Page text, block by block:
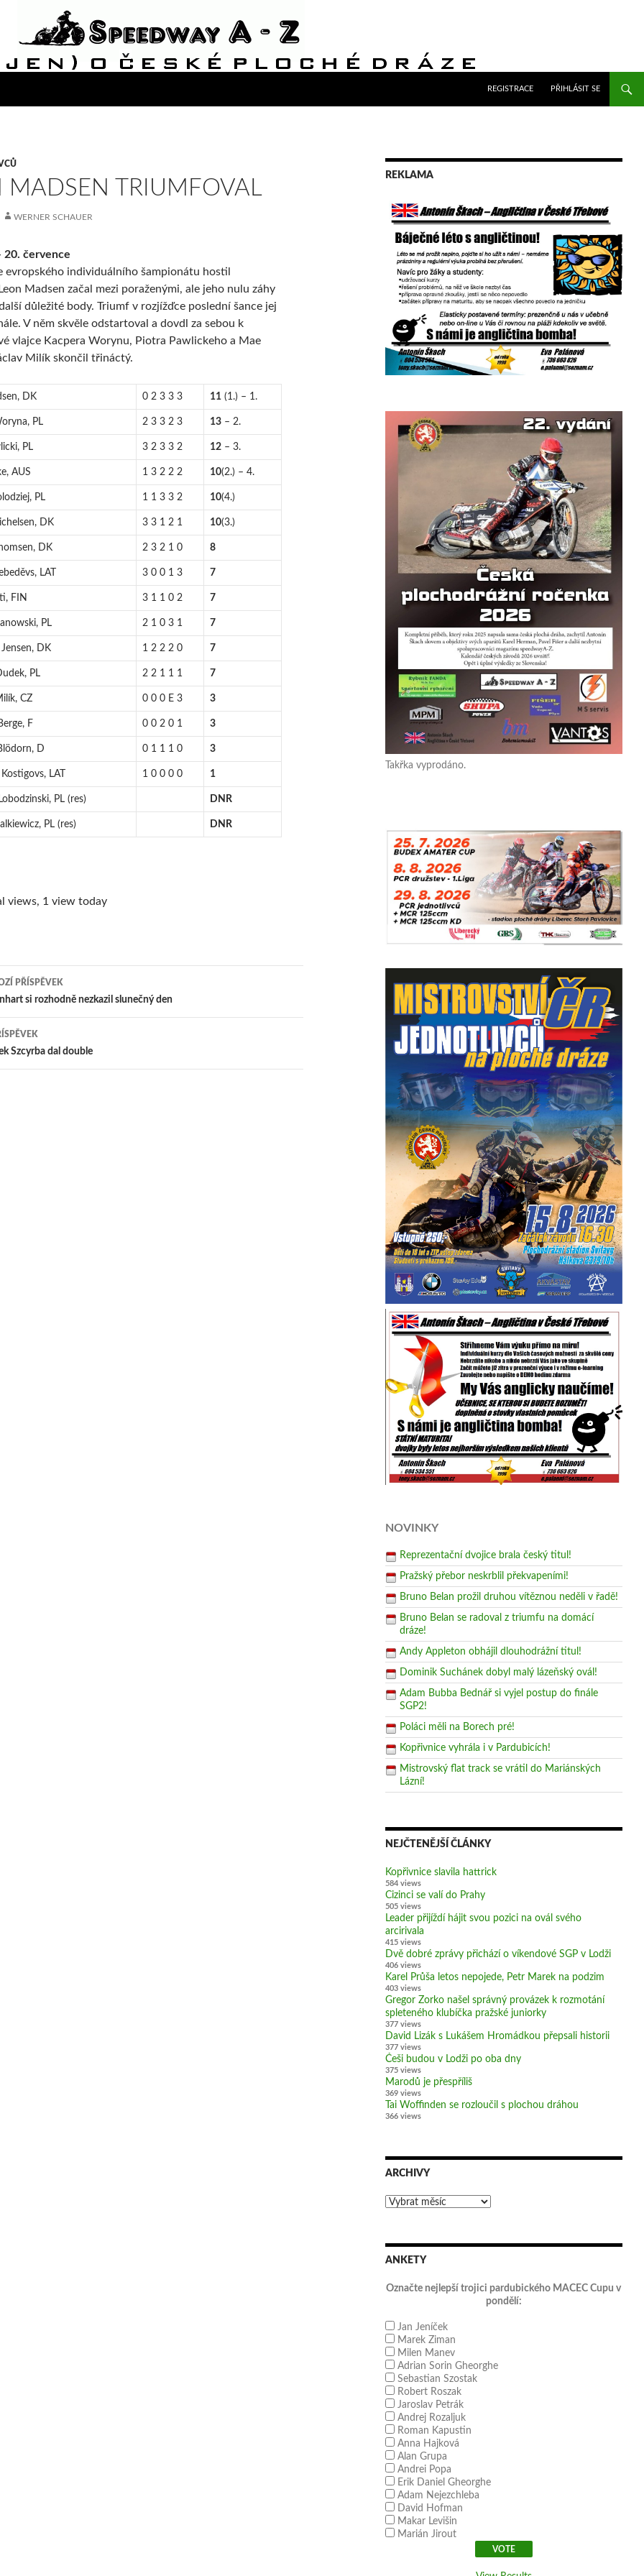
REGISTRACE
PŘIHLÁSIT SE
MADSEN TRIUMFOVAL
WERNER SCHAUER
20. července
evropského individuálního šampionátu hostil
Madsen začal mezi poraženými, ale jeho nulu záhy
důležité body. Triumf v rozjížďce poslední šance jej
V něm skvěle odstartoval a dovdl za sebou k
vlajce Kacpera Worynu, Piotra Pawlickeho a Mae
Milík skončil třináctý.
DK 0 2 3 3 3 11(1.) – 1.
PL 2 3 3 2 3 13– 2.
PL 3 2 3 3 2 12– 3.
AUS 1 3 2 2 2 10(2.) – 4.
PL 1 1 3 3 2 10(4.)
DK 3 3 1 2 1 10(3.)
DK 2 3 2 1 0 8
LAT 3 0 0 1 3 7
FIN 3 1 1 0 2 7
PL 2 1 0 3 1 7
DK 1 2 2 2 0 7
PL 2 2 1 1 1 7
CZ 0 0 0 E 3 3
F 0 0 2 0 1 3
D 0 1 1 1 0 3
LAT 1 0 0 0 0 1
PL (res) DNR
PL (res) DNR
views, 1 view today
PŘÍSPĚVEK
si rozhodně nezkazil slunečný den
Szcyrba dal double
REKLAMA
Takřka vyprodáno.
NOVINKY
Reprezentační dvojice brala český titul!
Pražský přebor neskrblil překvapeními!
Bruno Belan prožil druhou vítěznou neděli v řadě!
Bruno Belan se radoval z triumfu na domácí
dráze!
Andy Appleton obhájil dlouhodrážní titul!
Dominik Suchánek dobyl malý lázeňský ovál!
Adam Bubba Bednář si vyjel postup do finále
SGP2!
Poláci měli na Borech pré!
Kopřivnice vyhrála i v Pardubicích!
Mistrovský flat track se vrátil do Mariánských
Lázní!
NEJČTENĚJŠÍ ČLÁNKY
Kopřivnice slavila hattrick
584 views
Cizinci se valí do Prahy
505 views
Leader přijíždí hájit svou pozici na ovál svého
arcirivala
415 views
Dvě dobré zprávy přichází o víkendové SGP v Lodži
406 views
Karel Průša letos nepojede, Petr Marek na podzim
403 views
Gregor Zorko našel správný provázek k rozmotání
spleteného klubíčka pražské juniorky
377 views
David Lizák s Lukášem Hromádkou přepsali historii
377 views
Češi budou v Lodži po oba dny
375 views
Marodů je přespříliš
369 views
Tai Woffinden se rozloučil s plochou dráhou
366 views
ARCHIVY
Archivy
ANKETY
Označte nejlepší trojici pardubického MACEC Cupu v
pondělí:
Jan Jeníček
Marek Ziman
Milen Manev
Adrian Sorin Gheorghe
Sebastian Szostak
Robert Roszak
Jaroslav Petrák
Andrej Rozaljuk
Roman Kapustin
Anna Hajková
Alan Grupa
Andrei Popa
Erik Daniel Gheorghe
Adam Nejezchleba
David Hofman
Makar Levišin
Marián Jirout